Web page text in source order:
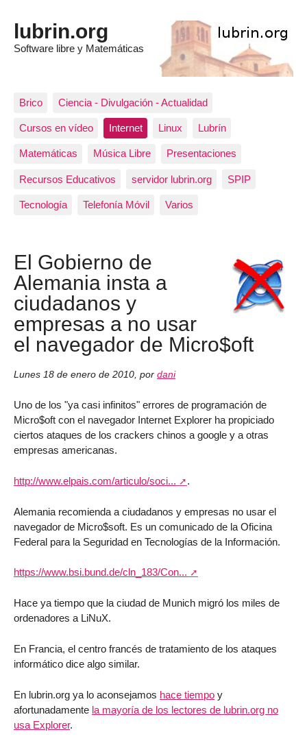
lubrin.org
Software libre y Matemáticas
Brico Ciencia - Divulgación - Actualidad
Cursos en vídeo Internet Linux Lubrín
Matemáticas Música Libre Presentaciones
Recursos Educativos servidor lubrin.org SPIP
Tecnología Telefonía Móvil Varios
El Gobierno de
Alemania insta a
ciudadanos y
empresas a no usar
el navegador de Micro$oft
Lunes 18 de enero de 2010, por dani
Uno de los "ya casi infinitos" errores de programación de
Micro$oft con el navegador Internet Explorer ha propiciado
ciertos ataques de los crackers chinos a google y a otras
empresas americanas.
http://www.elpais.com/articulo/soci... .
Alemania recomienda a ciudadanos y empresas no usar el
navegador de Micro$soft. Es un comunicado de la Oficina
Federal para la Seguridad en Tecnologías de la Información.
https://www.bsi.bund.de/cln_183/Con...
Hace ya tiempo que la ciudad de Munich migró los miles de
ordenadores a LiNuX.
En Francia, el centro francés de tratamiento de los ataques
informático dice algo similar.
En lubrin.org ya lo aconsejamos hace tiempo y
afortunadamente la mayoría de los lectores de lubrin.org no
usa Explorer.